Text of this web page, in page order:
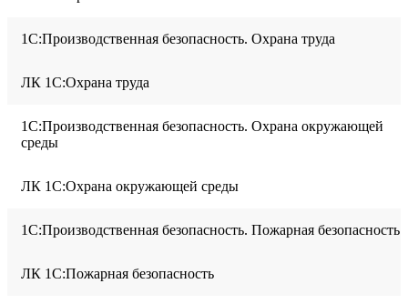
1С:Производственная безопасность. Охрана труда
ЛК 1С:Охрана труда
1С:Производственная безопасность. Охрана окружающей
среды
ЛК 1С:Охрана окружающей среды
1С:Производственная безопасность. Пожарная безопасность
ЛК 1С:Пожарная безопасность